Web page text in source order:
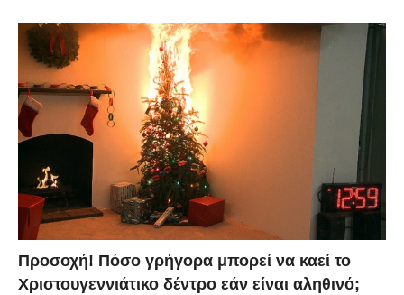
Προσοχή! Πόσο γρήγορα μπορεί να καεί το
Χριστουγεννιάτικο δέντρο εάν είναι αληθινό;